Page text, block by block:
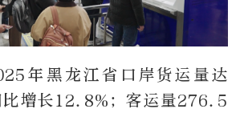
年黑龙江省口岸货运量达
增长12.8%；客运量276.5